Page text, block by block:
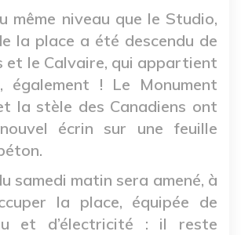
même niveau que le Studio,
la place a été descendu de
et le Calvaire, qui appartient
également ! Le Monument
la stèle des Canadiens ont
écrin sur une feuille
samedi matin sera amené, à
la place, équipée de
et d’électricité : il reste